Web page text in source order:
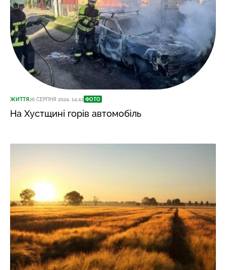
ЖИТТЯ26 СЕРПНЯ 2024, 14:42 ФОТО
На Хустщині горів автомобіль